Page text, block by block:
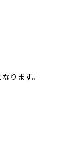
ります。